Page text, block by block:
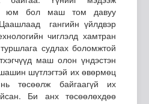
юм бол маш том давуу
гангийн үйлдвэр
чиглэлд хамтран
судлах боломжтой
маш олон үндэстэн
шүтлэгтэй их өвөрмөц
төсөөлж байгаагүй их
Би анх төсөөлөхдөө